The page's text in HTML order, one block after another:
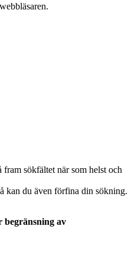
fram sökfältet när som helst och
kan du även förfina din sökning.
begränsning av